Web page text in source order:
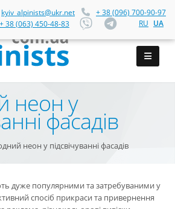
kyiv_alpinists@ukr.net
+ 38 (096) 700-90-97
+ 38 (063) 450-48-83
RU UA
неон у
фасадів
неон у підсвічуванні фасадів
дуже популярними та затребуваними у
спосіб прикраси та привернення